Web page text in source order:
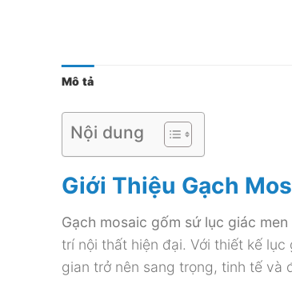
Mô tả
Nội dung
Giới Thiệu Gạch
Gạch mosaic gốm sứ lục giác men
trí nội thất hiện đại. Với thiết kế
gian trở nên sang trọng, tinh tế và